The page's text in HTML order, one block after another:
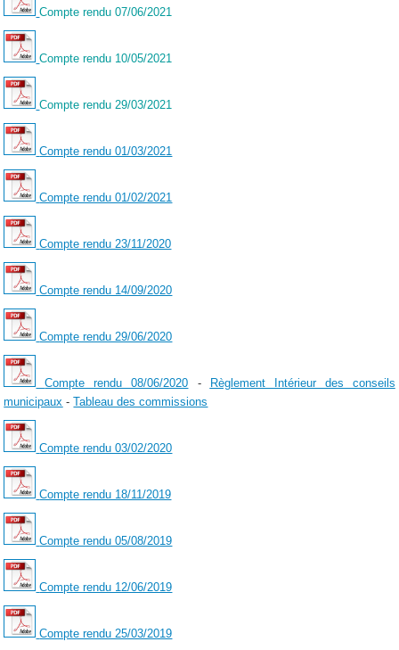
Compte rendu 07/06/2021
Compte rendu 10/05/2021
Compte rendu 29/03/2021
Compte rendu 01/03/2021
Compte rendu 01/02/2021
Compte rendu 23/11/2020
Compte rendu 14/09/2020
Compte rendu 29/06/2020
Compte rendu 08/06/2020 - Règlement Intérieur des conseils
municipaux -Tableau des commissions
Compte rendu 03/02/2020
Compte rendu 18/11/2019
Compte rendu 05/08/2019
Compte rendu 12/06/2019
Compte rendu 25/03/2019